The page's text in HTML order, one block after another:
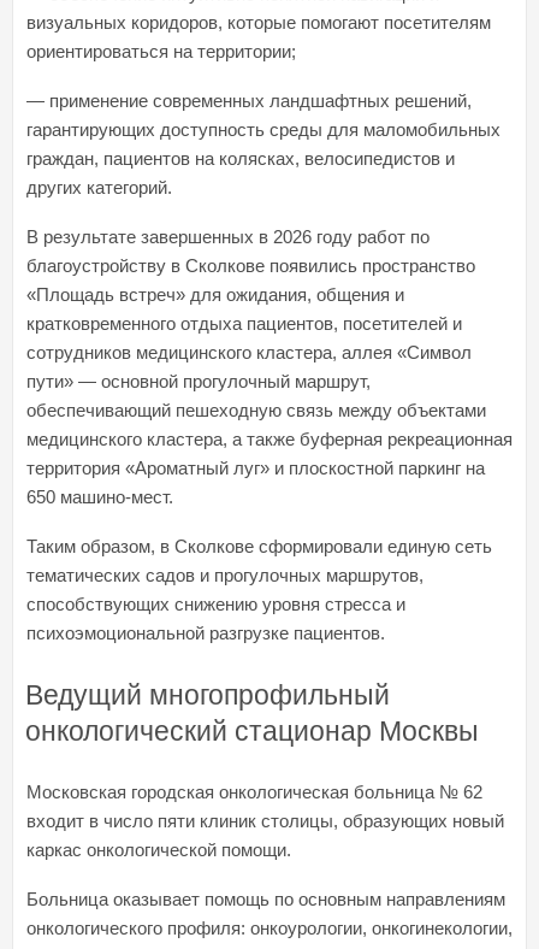
визуальных коридоров, которые помогают посетителям
ориентироваться на территории;
— применение современных ландшафтных решений,
гарантирующих доступность среды для маломобильных
граждан, пациентов на колясках, велосипедистов и
других категорий.
В результате завершенных в 2026 году работ по
благоустройству в Сколкове появились пространство
«Площадь встреч» для ожидания, общения и
кратковременного отдыха пациентов, посетителей и
сотрудников медицинского кластера, аллея «Символ
пути» — основной прогулочный маршрут,
обеспечивающий пешеходную связь между объектами
медицинского кластера, а также буферная рекреационная
территория «Ароматный луг» и плоскостной паркинг на
650 машино-мест.
Таким образом, в Сколкове сформировали единую сеть
тематических садов и прогулочных маршрутов,
способствующих снижению уровня стресса и
психоэмоциональной разгрузке пациентов.
Ведущий многопрофильный
онкологический стационар Москвы
Московская городская онкологическая больница № 62
входит в число пяти клиник столицы, образующих новый
каркас онкологической помощи.
Больница оказывает помощь по основным направлениям
онкологического профиля: онкоурологии, онкогинекологии,